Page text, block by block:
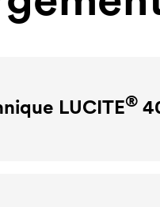
LUCITE®